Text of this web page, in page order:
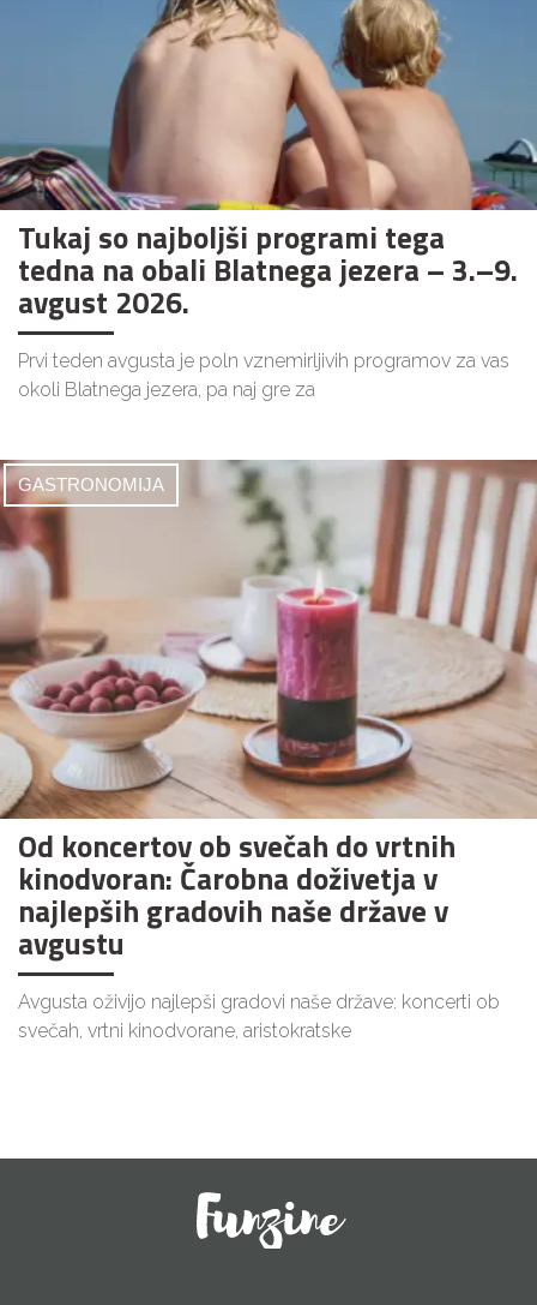
Tukaj so najboljši programi tega
tedna na obali Blatnega jezera – 3.–9.
avgust 2026.
Prvi teden avgusta je poln vznemirljivih programov za vas
okoli Blatnega jezera, pa naj gre za
GASTRONOMIJA
Od koncertov ob svečah do vrtnih
kinodvoran: Čarobna doživetja v
najlepših gradovih naše države v
avgustu
Avgusta oživijo najlepši gradovi naše države: koncerti ob
svečah, vrtni kinodvorane, aristokratske